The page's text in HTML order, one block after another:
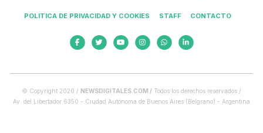
POLITICA DE PRIVACIDAD Y COOKIES STAFF CONTACTO
© Copyright 2020 / NEWSDIGITALES.COM / Todos los derechos reservados /
Av. del Libertador 6350 - Ciudad Autónoma de Buenos Aires (Belgrano) - Argentina